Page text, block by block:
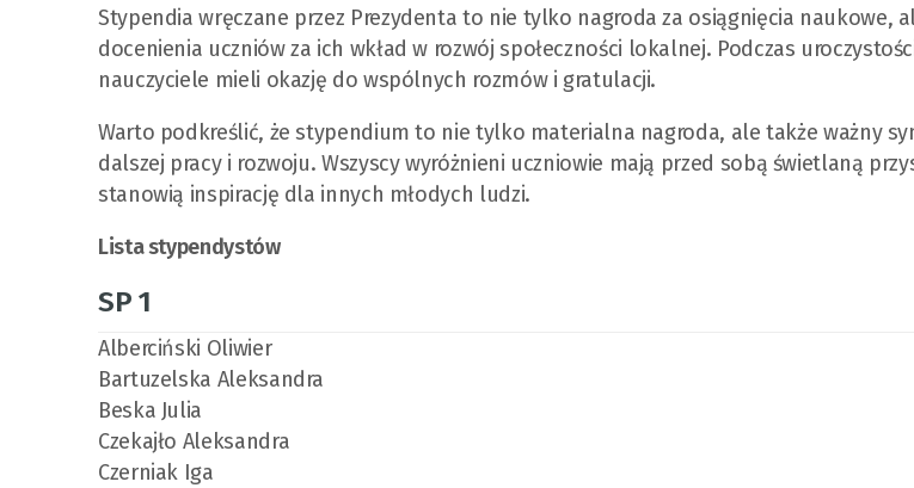
Stypendia wręczane przez Prezydenta to nie tylko nagroda za osiągnięcia naukowe,
docenienia uczniów za ich wkład w rozwój społeczności lokalnej. Podczas
nauczyciele mieli okazję do wspólnych rozmów i gratulacji.
Warto podkreślić, że stypendium to nie tylko materialna nagroda, ale także ważny
dalszej pracy i rozwoju. Wszyscy wyróżnieni uczniowie mają przed sobą świetlaną
stanowią inspirację dla innych młodych ludzi.
Lista stypendystów
SP 1
Alberciński Oliwier
Bartuzelska Aleksandra
Beska Julia
Czekajło Aleksandra
Czerniak Iga